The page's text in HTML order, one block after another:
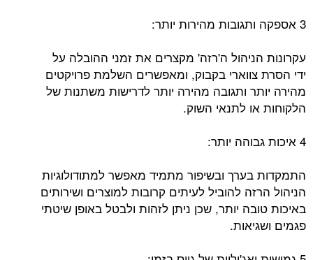
3 אספקה ​​ותגובות מהירות יותר:
עקרונות הניהול ה'רזה' מקצרים את זמני ההובלה על
ידי הסרת צווארי בקבוק, ומאפשרים השלמת פרויקטים
מהירה יותר ותגובה מהירה יותר לדרישות משתנות של
הלקוחות או לתנאי השוק.
4 איכות גבוהה יותר:
התמקדות בערך ובשיפור מתמיד מאפשר למתודולוגיות
הניהול הרזה להוביל לעיתים קרובות למוצרים ושירותים
באיכות טובה יותר, שכן ניתן לזהות ולבטל באופן שיטתי
פגמים ושגיאות.